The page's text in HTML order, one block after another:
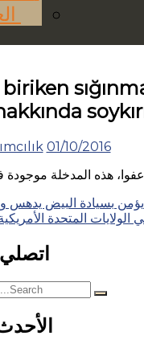
01/10/2016
عفوا، هذه المدخلة
بسيادة البيض يدهس
التاريخ: تشرين الثاني 2016 –
اتصلي
Search
for: